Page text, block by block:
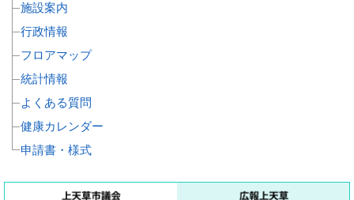
施設案内
行政情報
フロアマップ
統計情報
よくある質問
健康カレンダー
申請書・様式